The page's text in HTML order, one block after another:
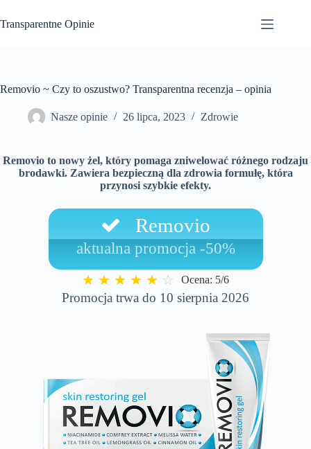
do
treści
Transparentne Opinie
Removio ~ Czy to oszustwo? Transparentna recenzja – opinia
Nasze opinie 26 lipca, 2023 Zdrowie
Removio to nowy żel, który pomaga zniwelować różnego rodzaju
brodawki. Zawiera bezpieczną dla zdrowia formułę, która
przynosi szybkie efekty.
Removio
aktualna promocja -50%
★ ★ ★ ★ ★ ☆ Ocena: 5/6
Promocja trwa do 10 sierpnia 2026